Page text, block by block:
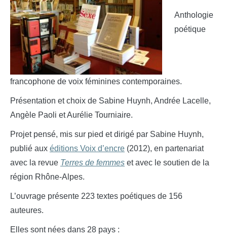
Anthologie
poétique
francophone de voix féminines contemporaines.
Présentation et choix de Sabine Huynh, Andrée Lacelle,
Angèle Paoli et Aurélie Tourniaire.
Projet pensé, mis sur pied et dirigé par Sabine Huynh,
publié aux éditions Voix d’encre (2012), en partenariat
avec la revue Terres de femmes et avec le soutien de la
région Rhône-Alpes.
L’ouvrage présente 223 textes poétiques de 156
auteures.
Elles sont nées dans 28 pays :